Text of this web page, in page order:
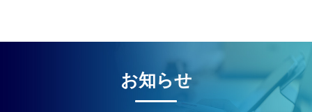
お知らせ